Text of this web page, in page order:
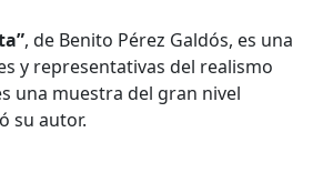
, de Benito Pérez Galdós, es una
y representativas del realismo
una muestra del gran nivel
su autor.